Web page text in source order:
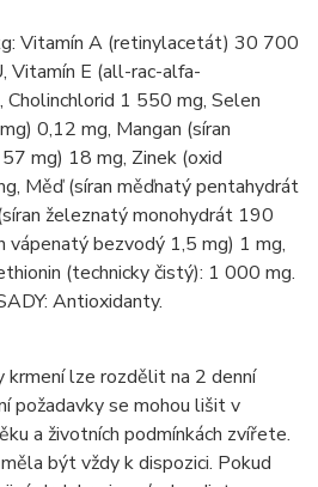
Vitamín A (retinylacetát) 30 700
Vitamín E (all-rac-alfa-
1 550 mg, Selen
0,12 mg, Mangan (síran
mg) 18 mg, Zinek (oxid
Měď (síran měďnatý pentahydrát
železnatý monohydrát 190
vápenatý bezvodý 1,5 mg) 1 mg,
(technicky čistý): 1 000 mg.
Antioxidanty.
krmení lze rozdělit na 2 denní
požadavky se mohou lišit v
a životních podmínkách zvířete.
být vždy k dispozici. Pokud